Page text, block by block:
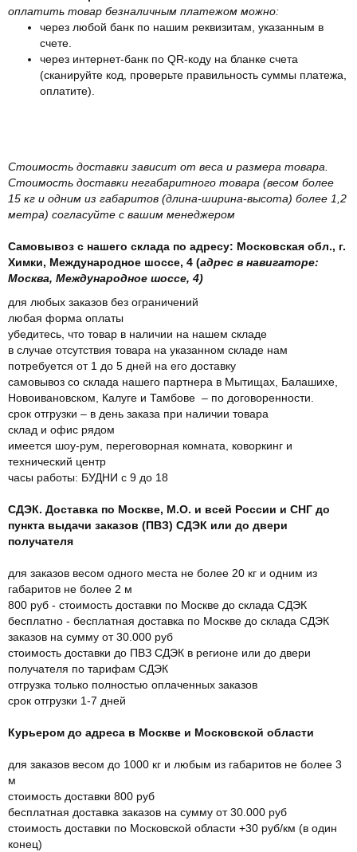
оплатить товар безналичным платежом можно:
через любой банк по нашим реквизитам, указанным в
счете.
через интернет-банк по QR-коду на бланке счета
(сканируйте код, проверьте правильность суммы платежа,
оплатите).
Стоимость доставки зависит от веса и размера товара.
Стоимость доставки негабаритного товара (весом более
15 кг и одним из габаритов (длина-ширина-высота) более 1,2
метра) согласуйте с вашим менеджером
Самовывоз с нашего склада по адресу: Московская обл., г.
Химки, Международное шоссе, 4 (адрес в навигаторе:
Москва, Международное шоссе, 4)
для любых заказов без ограничений
любая форма оплаты
убедитесь, что товар в наличии на нашем складе
в случае отсутствия товара на указанном складе нам
потребуется от 1 до 5 дней на его доставку
самовывоз со склада нашего партнера в Мытищах, Балашихе,
Новоивановском, Калуге и Тамбове – по договоренности.
срок отгрузки – в день заказа при наличии товара
склад и офис рядом
имеется шоу-рум, переговорная комната, коворкинг и
технический центр
часы работы: БУДНИ с 9 до 18
СДЭК. Доставка по Москве, М.О. и всей России и СНГ до
пункта выдачи заказов (ПВЗ) СДЭК или до двери
получателя
для заказов весом одного места не более 20 кг и одним из
габаритов не более 2 м
800 руб - стоимость доставки по Москве до склада СДЭК
бесплатно - бесплатная доставка по Москве до склада СДЭК
заказов на сумму от 30.000 руб
стоимость доставки до ПВЗ СДЭК в регионе или до двери
получателя по тарифам СДЭК
отгрузка только полностью оплаченных заказов
срок отгрузки 1-7 дней
Курьером до адреса в Москве и Московской области
для заказов весом до 1000 кг и любым из габаритов не более 3
м
стоимость доставки 800 руб
бесплатная доставка заказов на сумму от 30.000 руб
стоимость доставки по Московской области +30 руб/км (в один
конец)